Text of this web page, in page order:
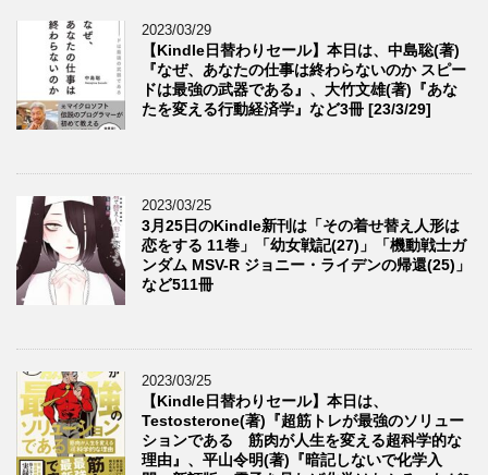
2023/03/29
【Kindle日替わりセール】本日は、中島聡(著)
『なぜ、あなたの仕事は終わらないのか スピー
ドは最強の武器である』、大竹文雄(著)『あな
たを変える行動経済学』など3冊 [23/3/29]
2023/03/25
3月25日のKindle新刊は「その着せ替え人形は
恋をする 11巻」「幼女戦記(27)」「機動戦士ガ
ンダム MSV-R ジョニー・ライデンの帰還(25)」
など511冊
2023/03/25
【Kindle日替わりセール】本日は、
Testosterone(著)『超筋トレが最強のソリュー
ションである 筋肉が人生を変える超科学的な
理由』、平山令明(著)『暗記しないで化学入